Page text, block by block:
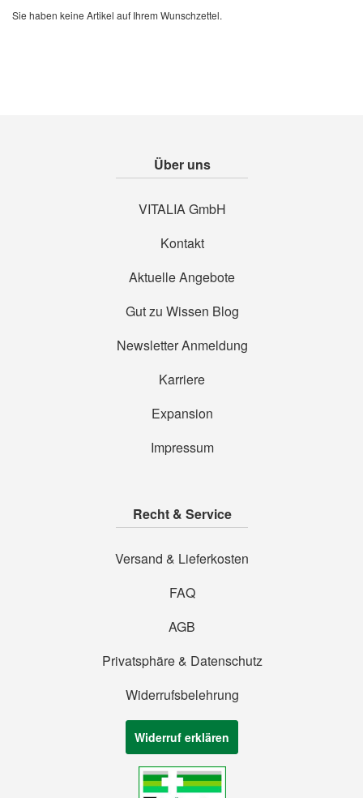
Sie haben keine Artikel auf Ihrem Wunschzettel.
Über uns
VITALIA GmbH
Kontakt
Aktuelle Angebote
Gut zu Wissen Blog
Newsletter Anmeldung
Karriere
Expansion
Impressum
Recht & Service
Versand & Lieferkosten
FAQ
AGB
Privatsphäre & Datenschutz
Widerrufsbelehrung
Widerruf erklären